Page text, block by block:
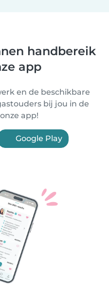
handbereik
app
en de beschikbare
bij jou in de
app!
Google Play